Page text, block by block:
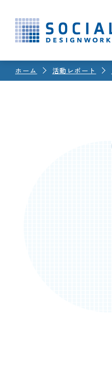
ホーム 活動レポート